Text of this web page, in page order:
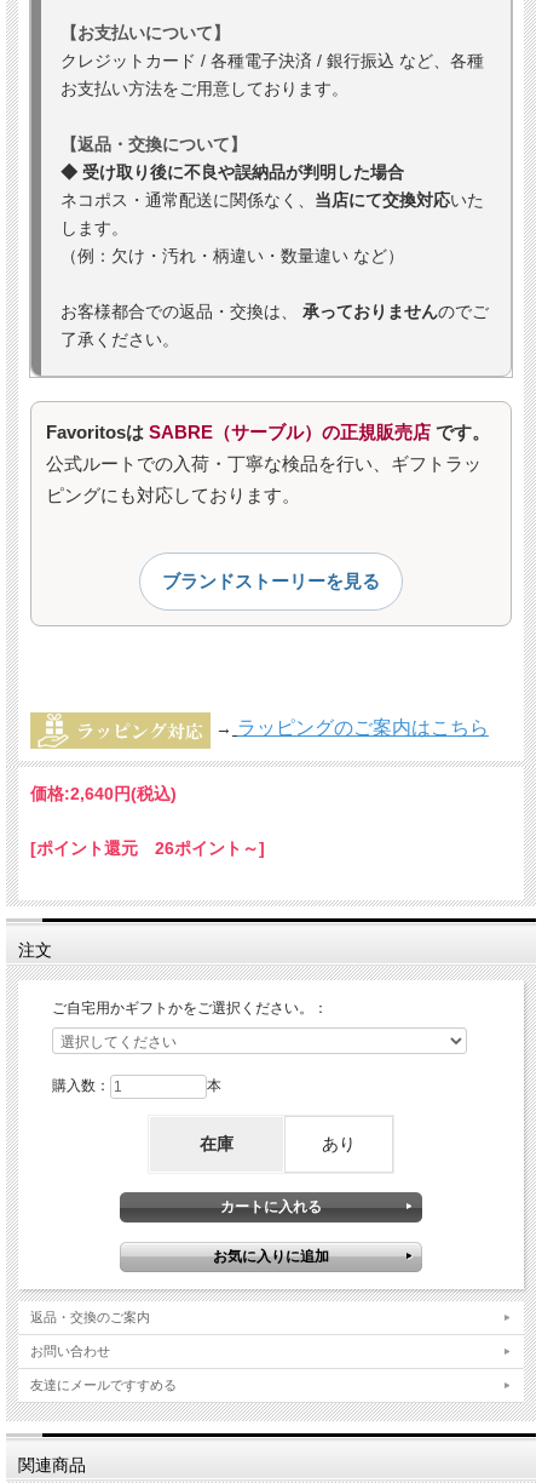
【お支払いについて】
クレジットカード / 各種電子決済 / 銀行振込 など、各種
お支払い方法をご用意しております。
【返品・交換について】
◆ 受け取り後に不良や誤納品が判明した場合
ネコポス・通常配送に関係なく、 当店にて交換対応いた
します。
（例：欠け・汚れ・柄違い・数量違い など）
お客様都合での返品・交換は、 承っておりませんのでご
了承ください。
Favoritosは SABRE（サーブル）の正規販売店 です。
公式ルートでの入荷・丁寧な検品を行い、ギフトラッ
ピングにも対応しております。
ブランドストーリーを見る
→ ラッピングのご案内はこちら
価格:2,640円(税込)
[ポイント還元 26ポイント～]
注文
ご自宅用かギフトかをご選択ください。：
購入数： 本
在庫 あり
返品・交換のご案内
お問い合わせ
友達にメールですすめる
関連商品